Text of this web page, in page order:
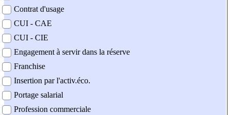
Contrat d'usage
CUI - CAE
CUI - CIE
Engagement à servir dans la réserve
Franchise
Insertion par l'activ.éco.
Portage salarial
Profession commerciale